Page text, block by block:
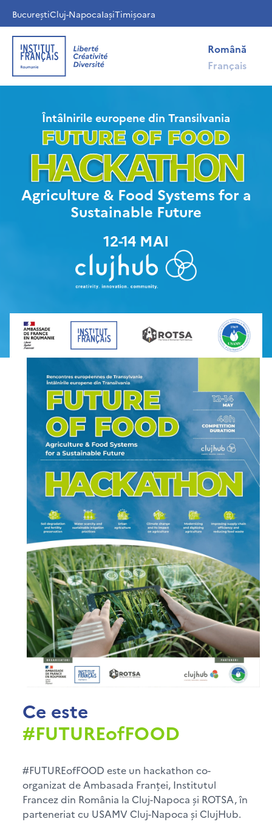
BucureștiCluj-NapocaIașiTimișoara
Română
Français
Întâlnirile europene din Transilvania
Agriculture & Food Systems for a
Sustainable Future
12-14 MAI
Ce este
#FUTUREofFOOD
#FUTUREofFOOD este un hackathon co-
organizat de Ambasada Franței, Institutul
Francez din România la Cluj-Napoca și ROTSA, în
parteneriat cu USAMV Cluj-Napoca și ClujHub.